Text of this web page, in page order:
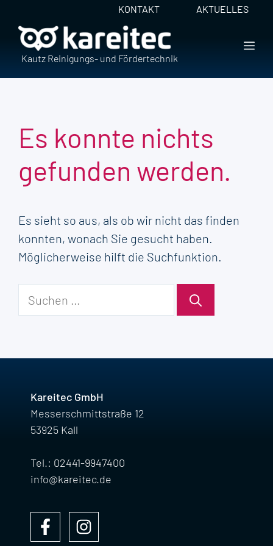
Inhalt
springen
KONTAKT AKTUELLES
Kautz Reinigungs- und Fördertechnik
Es konnte nichts
gefunden werden.
Es sieht so aus, als ob wir nicht das finden
konnten, wonach Sie gesucht haben.
Möglicherweise hilft die Suchfunktion.
Suche
Kareitec GmbH
Messerschmittstraße 12
53925 Kall
Tel.: 02441-9947400
info@kareitec.de